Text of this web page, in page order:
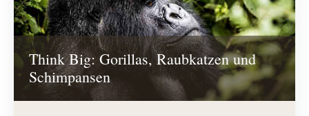
Think Big: Gorillas, Raubkatzen und
Schimpansen